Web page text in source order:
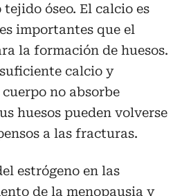
óseo. El calcio es
importantes que el
la formación de huesos.
calcio y
no absorbe
huesos pueden volverse
a las fracturas.
estrógeno en las
de la menopausia y